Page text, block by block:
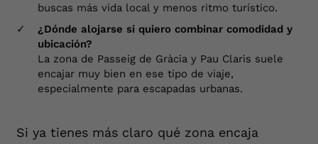
buscas más vida local y menos ritmo turístico.
¿Dónde alojarse si quiero combinar comodidad y
ubicación?
La zona de Passeig de Gràcia y Pau Claris suele
encajar muy bien en ese tipo de viaje,
especialmente para escapadas urbanas.
Si ya tienes más claro qué zona encaja